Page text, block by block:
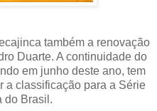
também a renovação
Duarte. A continuidade do
em junho deste ano, tem
a classificação para a Série
do Brasil.